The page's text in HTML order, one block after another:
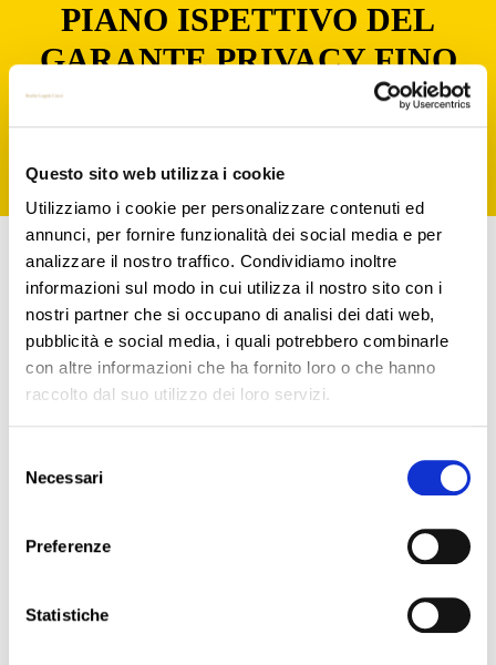
Questo sito web utilizza i cookie
Utilizziamo i cookie per personalizzare contenuti ed
annunci, per fornire funzionalità dei social media e per
analizzare il nostro traffico. Condividiamo inoltre
informazioni sul modo in cui utilizza il nostro sito con i
nostri partner che si occupano di analisi dei dati web,
pubblicità e social media, i quali potrebbero combinarle
con altre informazioni che ha fornito loro o che hanno
raccolto dal suo utilizzo dei loro servizi.
delNecessari
Preferenze
Statistiche
PIANO ISPETTIVO DEL
GARANTE PRIVACY FINO
AL 31.12.2019 – SANITÀ
PRIVATA E FOOD DELIVERY
SOTTO ESAME!
In data 12 settembre 2019 il Garante privacy,
come avevo già preannunciato
(https://www.studiolegalecucci.it/ ) ha
deliberato l’attività ispettiva di iniziativa curata
dall’Ufficio del Garante () che andrà ad
interessare, tra gli altri, anche i trattamenti di
dati personali in ambito sanitario effettuati da
analisi, cliniche odontoiatriche, studi
a norma.
Altro settore interessato dalle ispezioni del
garante sarà quello del c.d. “food delivery”